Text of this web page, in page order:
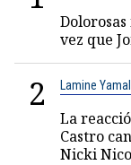
vez que
2 Lamine Yamal
La
Castro
Nicki